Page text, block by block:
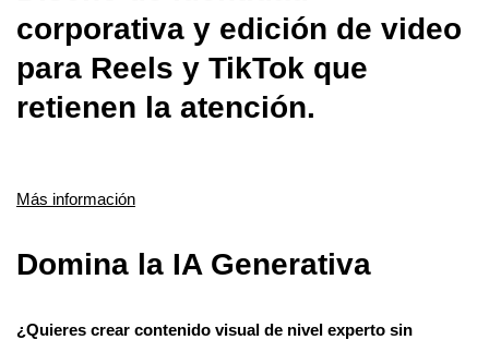
corporativa y edición de video
para Reels y TikTok que
retienen la atención.
Más información
Domina la IA Generativa
¿Quieres crear contenido visual de nivel experto sin